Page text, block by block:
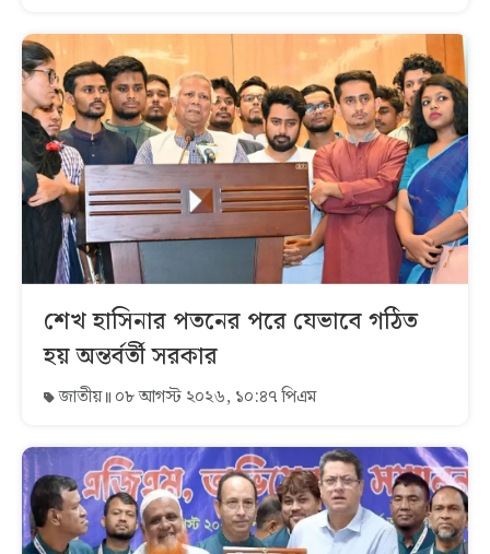
শেখ হাসিনার পতনের পরে যেভাবে গঠিত
হয় অন্তর্বর্তী সরকার
জাতীয় ০৮ আগস্ট ২০২৬, ১০:৪৭ পিএম